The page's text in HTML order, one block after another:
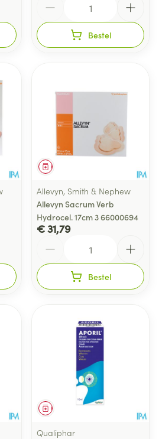
Bestel
Geneesmiddel
Allevyn, Smith & Nephew
Allevyn Sacrum Verb
Hydrocel. 17cm 3 66000694
€ 31,79
Bestel
Geneesmiddel
Qualiphar